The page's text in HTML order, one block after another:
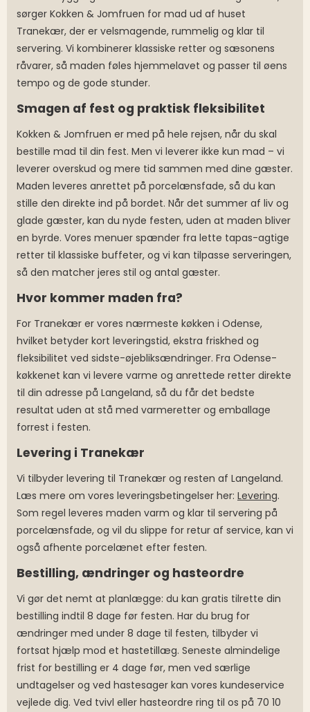
sørger Kokken & Jomfruen for mad ud af huset
Tranekær, der er velsmagende, rummelig og klar til
servering. Vi kombinerer klassiske retter og sæsonens
råvarer, så maden føles hjemmelavet og passer til øens
tempo og de gode stunder.
Smagen af fest og praktisk fleksibilitet
Kokken & Jomfruen er med på hele rejsen, når du skal
bestille mad til din fest. Men vi leverer ikke kun mad – vi
leverer overskud og mere tid sammen med dine gæster.
Maden leveres anrettet på porcelænsfade, så du kan
stille den direkte ind på bordet. Når det summer af liv og
glade gæster, kan du nyde festen, uden at maden bliver
en byrde. Vores menuer spænder fra lette tapas-agtige
retter til klassiske buffeter, og vi kan tilpasse serveringen,
så den matcher jeres stil og antal gæster.
Hvor kommer maden fra?
For Tranekær er vores nærmeste køkken i Odense,
hvilket betyder kort leveringstid, ekstra friskhed og
fleksibilitet ved sidste-øjebliksændringer. Fra Odense-
køkkenet kan vi levere varme og anrettede retter direkte
til din adresse på Langeland, så du får det bedste
resultat uden at stå med varmeretter og emballage
forrest i festen.
Levering i Tranekær
Vi tilbyder levering til Tranekær og resten af Langeland.
Læs mere om vores leveringsbetingelser her: Levering.
Som regel leveres maden varm og klar til servering på
porcelænsfade, og vil du slippe for retur af service, kan vi
også afhente porcelænet efter festen.
Bestilling, ændringer og hasteordre
Vi gør det nemt at planlægge: du kan gratis tilrette din
bestilling indtil 8 dage før festen. Har du brug for
ændringer med under 8 dage til festen, tilbyder vi
fortsat hjælp mod et hastetillæg. Seneste almindelige
frist for bestilling er 4 dage før, men ved særlige
undtagelser og ved hastesager kan vores kundeservice
vejlede dig. Ved tvivl eller hasteordre ring til os på 70 10